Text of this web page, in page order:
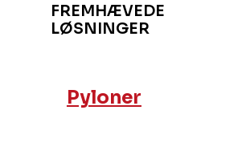
FREMHÆVEDE
LØSNINGER
Pyloner